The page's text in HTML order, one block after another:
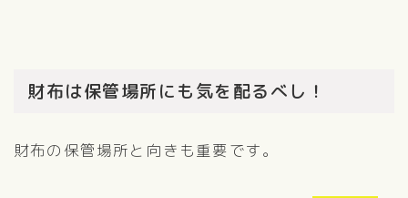
財布は保管場所にも気を配るべし！
財布の保管場所と向きも重要です。